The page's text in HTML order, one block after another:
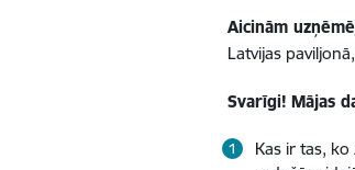
Aicinām
Latvijas
Svarīgi! Mājas
Kas ir tas,